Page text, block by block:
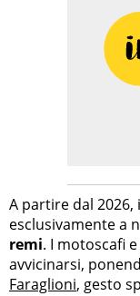
A partire dal
esclusivamente a
remi. I motoscafi
avvicinarsi,
Faraglioni, gesto